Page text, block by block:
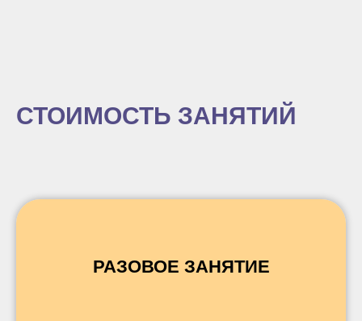
СТОИМОСТЬ ЗАНЯТИЙ
РАЗОВОЕ ЗАНЯТИЕ